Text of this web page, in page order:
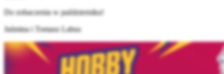
Do zobaczenia w październiku!
Jaśmina i Tomasz Labus